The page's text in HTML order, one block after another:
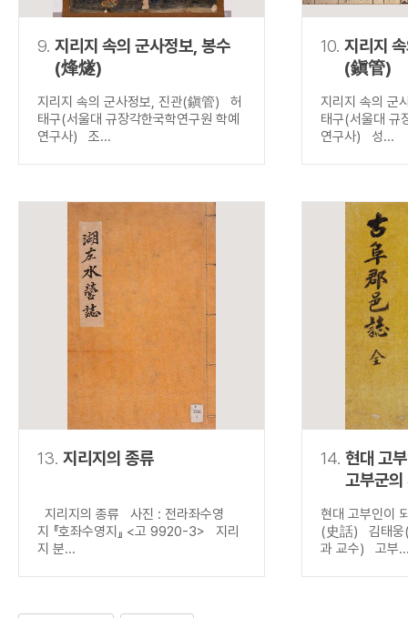
9. 지리지 속의 군사정보, 봉수
(烽燧)
지리지 속의 군사정보, 진관(鎭管) 허
태구(서울대 규장각한국학연구원 학예
연구사) 조...
10. 지리지
(鎭管)
지리지 속의
태구(서울대 규
연구사) 성...
13. 지리지의 종류
지리지의 종류 사진 : 전라좌수영
지 『호좌수영지』 <고 9920-3> 지리
지 분...
14. 현대 고
고부군
현대 고부인이
(史話) 김태웅(
과 교수) 고부